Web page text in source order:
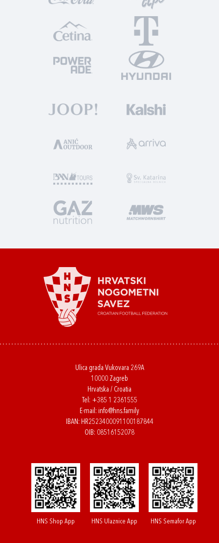
Ulica grada Vukovara 269A
10000 Zagreb
Hrvatska / Croatia
Tel: +385 1 2361555
E-mail: info@hns.family
IBAN: HR2523400091100187844
OIB: 08516152078
HNS Shop App HNS Ulaznice App HNS Semafor App